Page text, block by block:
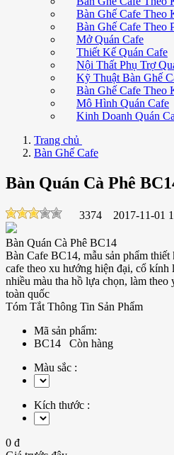
Bàn Ghế Cafe Theo
Bàn Ghế Cafe Theo
Mở Quán Cafe
Thiết Kế Quán Cafe
Nội Thất Phụ Trợ
Kỹ Thuật Bàn Ghế
Bàn Ghế Cafe Theo
Mô Hình Quán Cafe
Kinh Doanh Quán
Trang chủ
Bàn Ghế Cafe
Bàn Quán Cà Phê
3374 2017-11-01
Bàn Quán Cà Phê BC14
Bàn Cafe BC14, mẫu sản phẩm
cafe theo xu hướng hiện đại, cổ
nhiều màu tha hồ lựa chọn, làm theo
toàn quốc
Tóm Tắt Thông Tin Sản Phẩm
Mã sản phẩm:
BC14 Còn hàng
Màu sắc :
Kích thước :
0 đ